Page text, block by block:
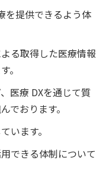
を提供できるよう体
る取得した医療情報
。
医療 DXを通じて質
でおります。
います。
できる体制について